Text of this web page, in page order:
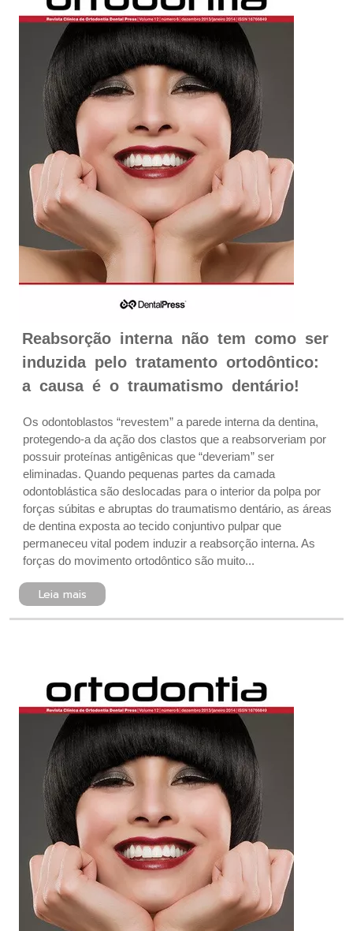
Reabsorção interna não tem como ser
induzida pelo tratamento ortodôntico:
a causa é o traumatismo dentário!
Os odontoblastos “revestem” a parede interna da dentina,
protegendo-a da ação dos clastos que a reabsorveriam por
possuir proteínas antigênicas que “deveriam” ser
eliminadas. Quando pequenas partes da camada
odontoblástica são deslocadas para o interior da polpa por
forças súbitas e abruptas do traumatismo dentário, as áreas
de dentina exposta ao tecido conjuntivo pulpar que
permaneceu vital podem induzir a reabsorção interna. As
forças do movimento ortodôntico são muito...
Leia mais